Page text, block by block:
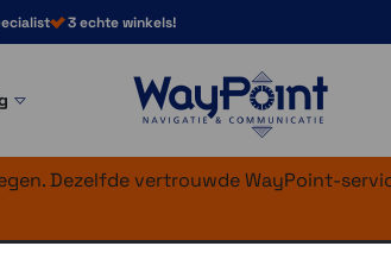
3 echte winkels!
Dezelfde vertrouwde WayPoint-